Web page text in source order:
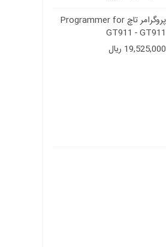
پروگرامر تاچ Programmer for
GT911 - GT911
19,525,000 ریال